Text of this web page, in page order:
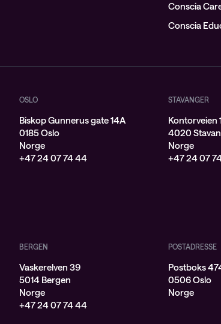
Conscia
Conscia
OSLO
Biskop Gunnerus gate 14A
0185 Oslo
Norge
+47 24 07 74 44
STAVANGER
Kontorveien
4020
Norge
+47 24 07
BERGEN
Vaskerelven 39
5014 Bergen
Norge
+47 24 07 74 44
POSTADRESSE
Postboks
0506 Oslo
Norge